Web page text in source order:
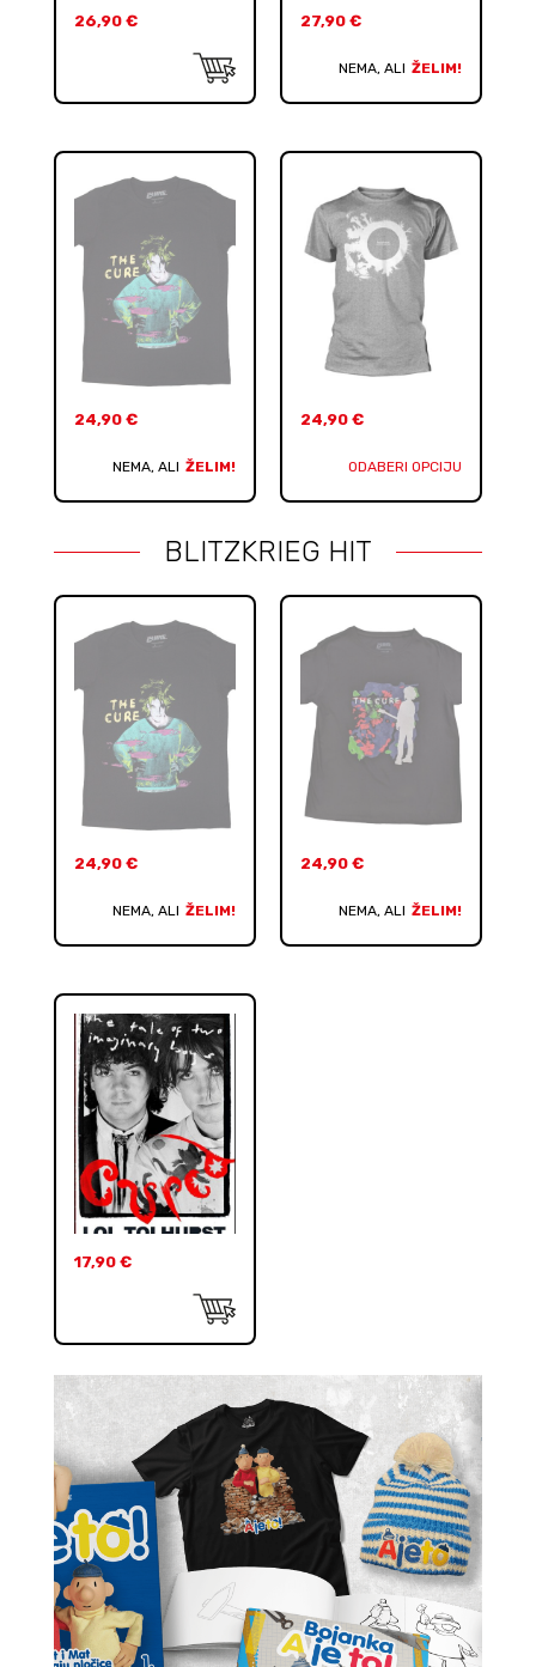
26,90 € 27,90 €
NEMA, ALI ŽELIM!
24,90 €
NEMA, ALI ŽELIM!
24,90 €
ODABERI OPCIJU
BLITZKRIEG HIT
24,90 €
NEMA, ALI ŽELIM!
24,90 €
NEMA, ALI ŽELIM!
17,90 €